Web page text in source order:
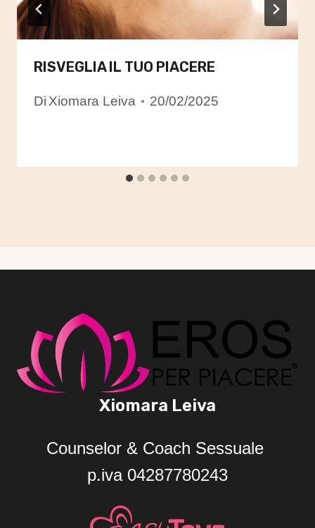
RISVEGLIA IL TUO PIACERE
DiXiomara Leiva 20/02/2025
Xiomara Leiva
Counselor & Coach Sessuale
p.iva 04287780243